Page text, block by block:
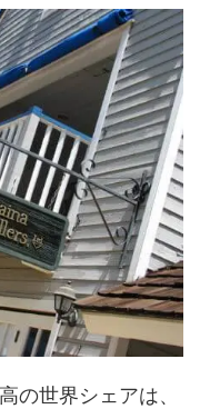
の世界シェアは、